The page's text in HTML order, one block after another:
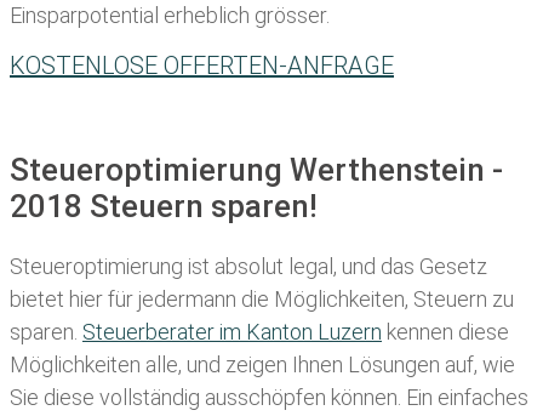
Einsparpotential erheblich grösser.
KOSTENLOSE OFFERTEN-ANFRAGE
Steueroptimierung Werthenstein -
2018 Steuern sparen!
Steueroptimierung ist absolut legal, und das Gesetz
bietet hier für jedermann die Möglichkeiten, Steuern zu
sparen. Steuerberater im K anton Luzern kennen diese
Möglichkeiten alle, und zeigen Ihnen Lösungen auf, wie
Sie diese vollständig ausschöpfen können. Ein einfaches